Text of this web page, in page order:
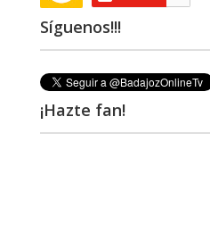
Síguenos!!!
¡Hazte fan!